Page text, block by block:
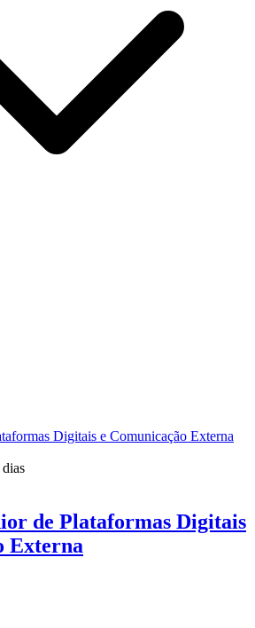
Digitais e Comunicação Externa
de Plataformas Digitais
Externa